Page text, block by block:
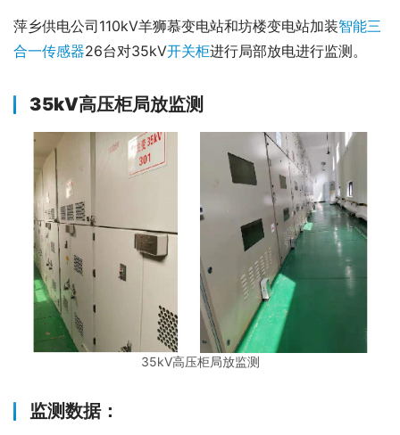
萍乡供电公司110kV羊狮慕变电站和坊楼变电站加装智能三
合一传感器26台对35kV开关柜进行局部放电进行监测。
35kV高压柜局放监测
35kV高压柜局放监测
监测数据：